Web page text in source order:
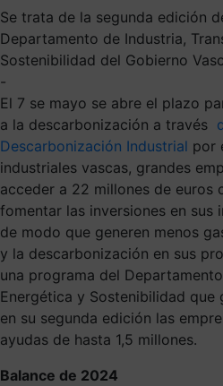
Se trata de la segunda edición
Departamento de Industria,
Sostenibilidad del Gobierno
-
El 7 se mayo se abre el plazo
a la descarbonización a través
Descarbonización Industrial por
industriales vascas, grandes
acceder a 22 millones de euros
fomentar las inversiones en sus
de modo que generen menos
y la descarbonización en sus
una programa del
Energética y Sostenibilidad que
en su segunda edición las
ayudas de hasta 1,5 millones.
Balance de 2024